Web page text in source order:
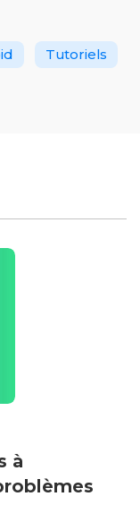
Tutoriels
à